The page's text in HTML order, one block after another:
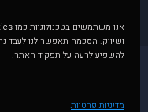
ושיווק. הסכמה תאפשר לנו לעבד
להשפיע לרעה על תפקוד האתר.
מדיניות פרטיות